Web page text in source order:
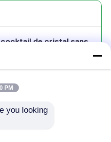
de cristal sans
PM
you looking